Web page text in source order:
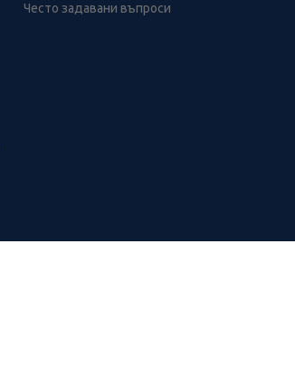
Често задавани въпроси